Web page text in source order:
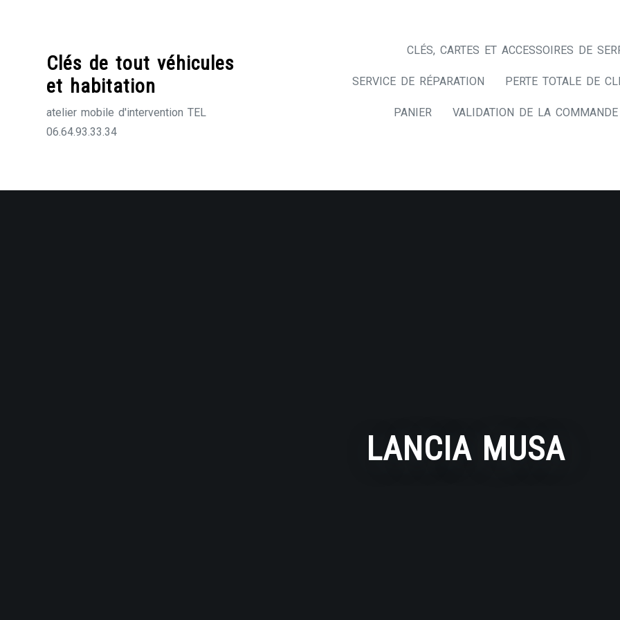
Clés de tout véhicules
et habitation
atelier mobile d'intervention TEL
06.64.93.33.34
CLÉS, CARTES ET ACCESSOIRES DE
SERVICE DE RÉPARATION PERTE TOTALE DE
PANIER VALIDATION DE LA COMMANDE
LANCIA MUSA